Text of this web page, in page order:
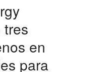
en
para